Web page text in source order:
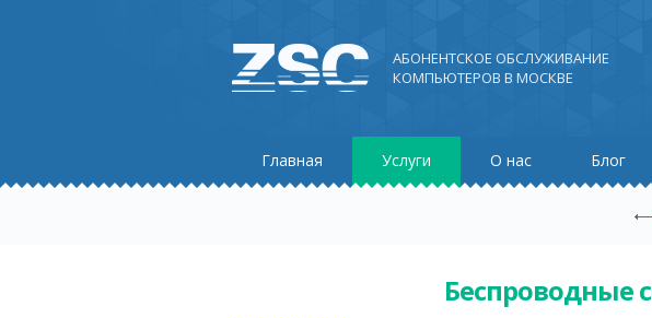
АБОНЕНТСКОЕ ОБСЛУЖИВАНИЕ
КОМПЬЮТЕРОВ В МОСКВЕ
Главная Услуги О нас Блог
Беспроводные